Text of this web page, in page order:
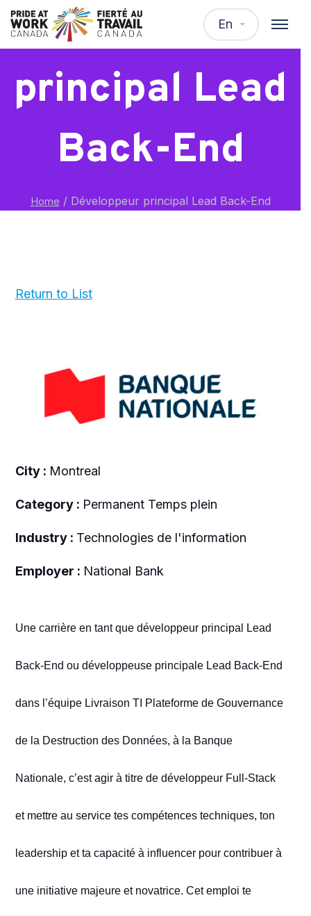
En
Développeur
principal Lead
Back-End
Home /Développeur principal Lead Back-End
Return to List
City : Montreal
Category : Permanent Temps plein
Industry : Technologies de l'information
Employer : National Bank
Une carrière en tant que développeurprincipal Lead
Back-End ou développeuse principale Lead Back-End
dans l’équipe Livraison TI Plateforme de Gouvernance
de la Destruction des Données, à la Banque
Nationale, c’est agir à titre de développeur Full-Stack
et mettre au service tes compétences techniques, ton
leadership et ta capacité à influencer pour contribuer à
une initiative majeure et novatrice. Cet emploi te